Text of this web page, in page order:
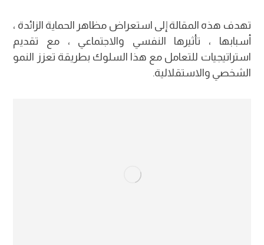
تهدف هذه المقالة إلى استعراض مظاهر الحماية الزائدة ،
أسبابها ، تأثيرها النفسي والاجتماعي ، مع تقديم
استراتيجيات للتعامل مع هذا السلوك بطريقة تعزز النمو
الشخصي والاستقلالية.